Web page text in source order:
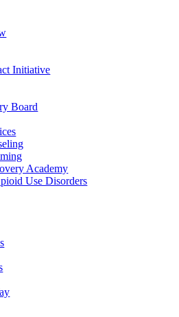
Initiative
Board
Academy
Use Disorders